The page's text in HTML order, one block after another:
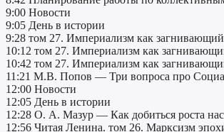
9:00 Новости
9:05 День в истории
9:28 том 27. Империализм как
10:12 том 27. Империализм как
10:42 том 27. Империализм как
11:21 М.В. Попов — Три вопроса про
12:00 Новости
12:05 День в истории
12:28 О. А. Мазур — Как добиться роста
12:56 Читая Ленина. том 26. Марксизм